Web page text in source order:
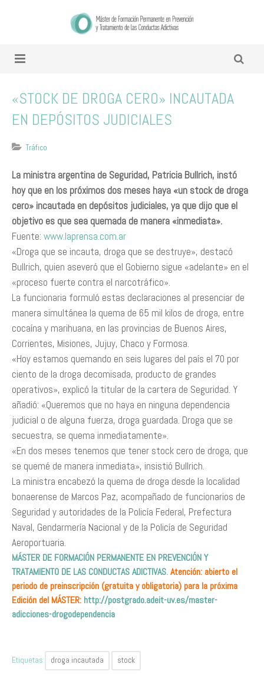
«STOCK DE DROGA CERO» INCAUTADA
EN DEPÓSITOS JUDICIALES
Tráfico
La ministra argentina de Seguridad, Patricia Bullrich, instó
hoy que en los próximos dos meses haya «un stock de droga
cero» incautada en depósitos judiciales, ya que dijo que el
objetivo es que sea quemada de manera «inmediata».
Fuente: www.laprensa.com.ar
«Droga que se incauta, droga que se destruye», destacó
Bullrich, quien aseveró que el Gobierno sigue «adelante» en el
«proceso fuerte contra el narcotráfico».
La funcionaria formuló estas declaraciones al presenciar de
manera simultánea la quema de 65 mil kilos de droga, entre
cocaína y marihuana, en las provincias de Buenos Aires,
Corrientes, Misiones, Jujuy, Chaco y Formosa.
«Hoy estamos quemando en seis lugares del país el 70 por
ciento de la droga decomisada, producto de grandes
operativos», explicó la titular de la cartera de Seguridad. Y
añadió: «Queremos que no haya en ninguna dependencia
judicial o de alguna fuerza, droga guardada. Droga que se
secuestra, se quema inmediatamente».
«En dos meses tenemos que tener stock cero de droga, que
se quemé de manera inmediata», insistió Bullrich.
La ministra encabezó la quema de droga desde la localidad
bonaerense de Marcos Paz, acompañado de funcionarios de
Seguridad y autoridades de la Policía Federal, Prefectura
Naval, Gendarmería Nacional y de la Policía de Seguridad
Aeroportuaria.
MÁSTER DE FORMACIÓN PERMANENTE EN PREVENCIÓN Y
TRATAMIENTO DE LAS CONDUCTAS ADICTIVAS.Atención: abierto el
periodo de preinscripción (gratuita y obligatoria) para la próxima
Edición del MÁSTER: http://postgrado.adeit-uv.es/master-
adicciones-drogodependencia
Etiquetas: droga incautada stock